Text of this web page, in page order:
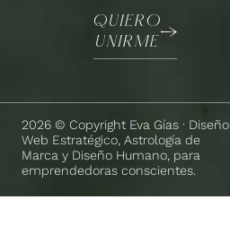
QUIERO
UNIRME
2026 © Copyright Eva Gías · Diseño
Web Estratégico, Astrología de
Marca y Diseño Humano, para
emprendedoras conscientes.